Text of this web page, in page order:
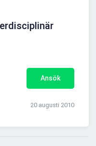
Ansök
20 augusti 2010